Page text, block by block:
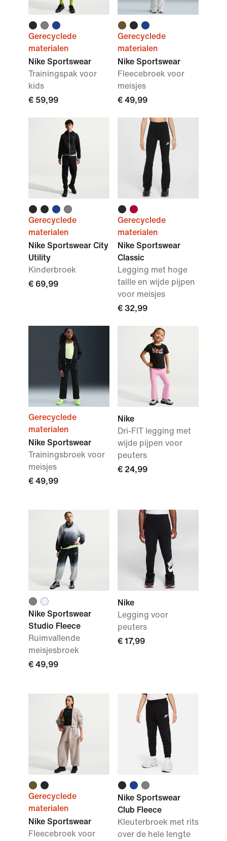
Gerecyclede
materialen
Nike Sportswear
Trainingspak voor
kids
€ 59,99
Gerecyclede
materialen
Nike Sportswear
Fleecebroek voor
meisjes
€ 49,99
Gerecyclede
materialen
Nike Sportswear City
Utility
Kinderbroek
€ 69,99
Gerecyclede
materialen
Nike Sportswear
Classic
Legging met hoge
taille en wijde pijpen
voor meisjes
€ 32,99
Gerecyclede
materialen
Nike Sportswear
Trainingsbroek voor
meisjes
€ 49,99
Nike
Dri-FIT legging met
wijde pijpen voor
peuters
€ 24,99
Nike Sportswear
Studio Fleece
Ruimvallende
meisjesbroek
€ 49,99
Nike
Legging voor
peuters
€ 17,99
Gerecyclede
materialen
Nike Sportswear
Fleecebroek voor
Nike Sportswear
Club Fleece
Kleuterbroek met rits
over de hele lengte